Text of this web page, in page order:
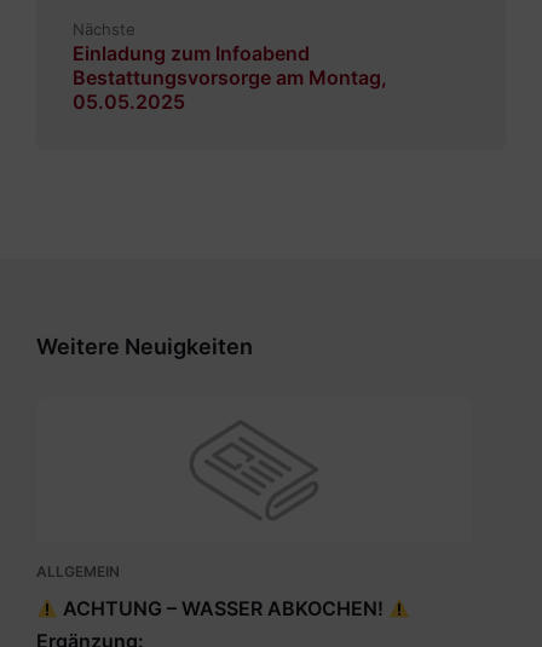
Nächste
Einladung zum Infoabend
Bestattungsvorsorge am Montag,
05.05.2025
Weitere Neuigkeiten
ALLGEMEIN
ACHTUNG – WASSER ABKOCHEN!
Ergänzung: